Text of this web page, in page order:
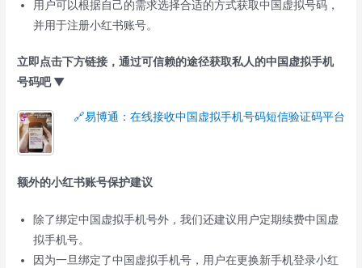
用户可以根据自己的需求选择合适的方式获取中国虚拟号码，
并用于注册小红书账号。
立即点击下方链接，通过可信赖的途径获取私人的中国虚拟手机
号码吧 ▼
🔗易博通：在线接收中国虚拟手机号码短信验证码平台
额外的小红书账号保护建议
除了绑定中国虚拟手机号外，我们还建议用户定期续费中国虚
拟手机号。
因为一旦绑定了中国虚拟手机号，用户在更换新手机登录小红